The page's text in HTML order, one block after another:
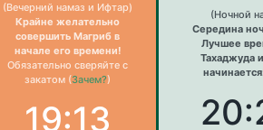
(Вечерний намаз и Ифтар)
Крайне желательно
совершить Магриб в
начале его времени!
Обязательно сверяйте с
закатом (Зачем?)
19:13
(Ночной
Середина
Лучшее
Тахаджуда